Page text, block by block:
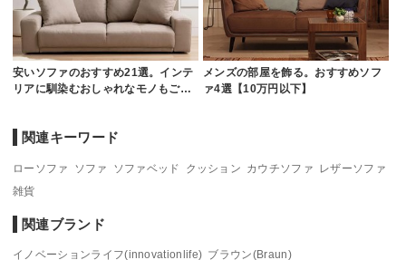
安いソファのおすすめ21選。インテ
リアに馴染むおしゃれなモノもご…
メンズの部屋を飾る。おすすめソフ
ァ4選【10万円以下】
関連キーワード
ローソファ ソファ ソファベッド クッション カウチソファ
レザーソファ
雑貨
関連ブランド
イノベーションライフ(innovationlife) ブラウン(Braun)